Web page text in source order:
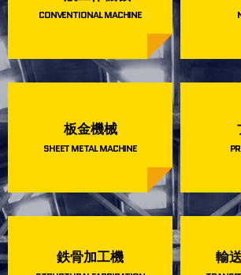
CONVENTIONAL MACHINE
板金機械
SHEET METAL MACHINE
鉄骨加工機 輸